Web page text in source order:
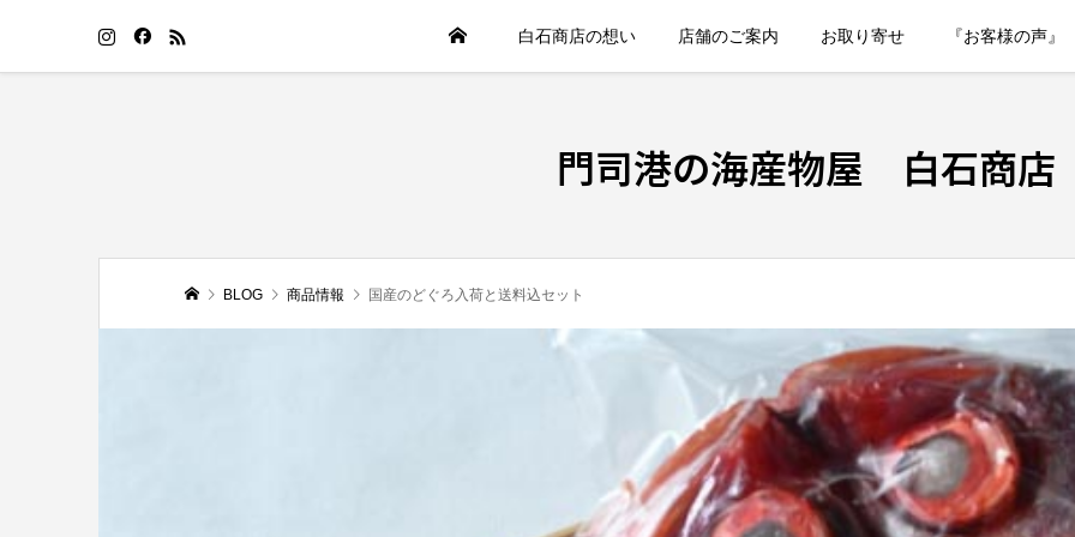
白石商店の想い 店舗のご案内 お取り寄せ 『お客様の声』
門司港の海産物屋 白石商店
BLOG 商品情報 国産のどぐろ入荷と送料込セット